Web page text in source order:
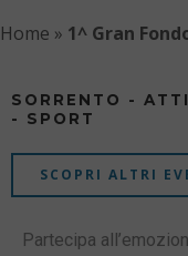
Home » 1^ Gran
SORRENTO -
- SPORT
SCOPRI ALTRI
Partecipa